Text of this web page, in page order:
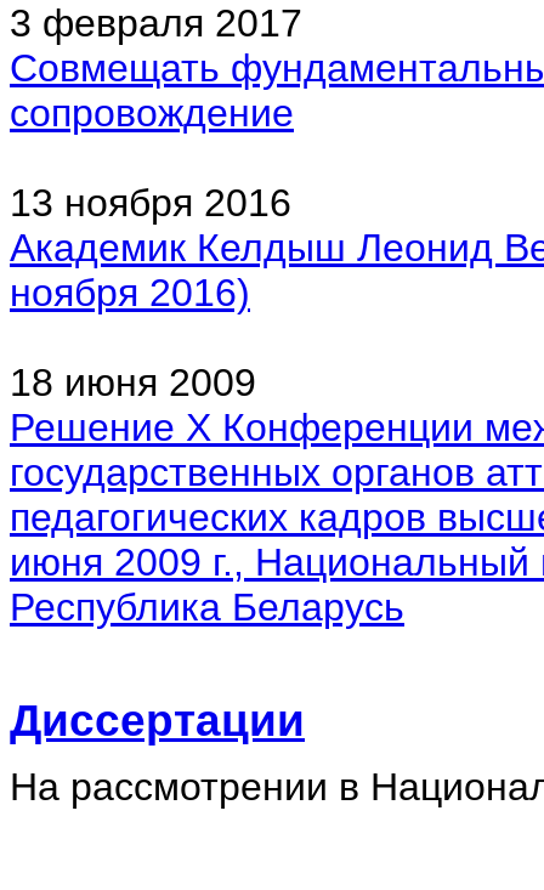
3 февраля 2017
Совмещать
сопровождение
13 ноября 2016
Академик Келдыш Леонид
ноября 2016)
18 июня 2009
Решение X Конференции
государственных органов
педагогических кадров
июня 2009 г.,
Республика Беларусь
Диссертации
На рассмотрении в